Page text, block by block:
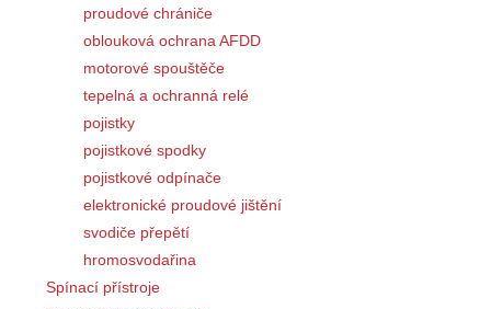
proudové chrániče
oblouková ochrana AFDD
motorové spouštěče
tepelná a ochranná relé
pojistky
pojistkové spodky
pojistkové odpínače
elektronické proudové jištění
svodiče přepětí
hromosvodařina
Spínací přístroje